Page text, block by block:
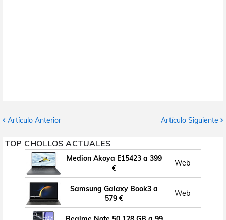
Artículo Anterior Artículo Siguiente
TOP CHOLLOS ACTUALES
Medion Akoya E15423 a 399
€
Web
Samsung Galaxy Book3 a
579 €
Web